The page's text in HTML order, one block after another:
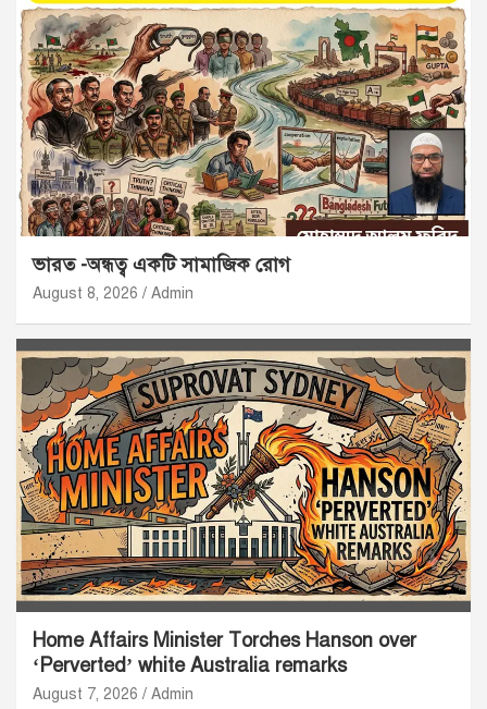
ভারত -অন্ধত্ব একটি সামাজিক রোগ
August 8, 2026 Admin
Home Affairs Minister Torches Hanson over
‘Perverted’ white Australia remarks
August 7, 2026 Admin